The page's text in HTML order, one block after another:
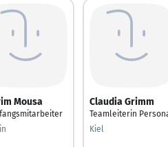
Mousa Claudia Grimm
Teamleiterin
Kiel